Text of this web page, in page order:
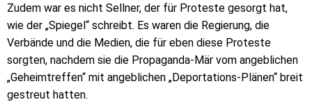
Zudem war es nicht Sellner, der für Proteste gesorgt hat,
wie der „Spiegel“ schreibt. Es waren die Regierung, die
Verbände und die Medien, die für eben diese Proteste
sorgten, nachdem sie die Propaganda-Mär vom angeblichen
„Geheimtreffen“ mit angeblichen „Deportations-Plänen“ breit
gestreut hatten.